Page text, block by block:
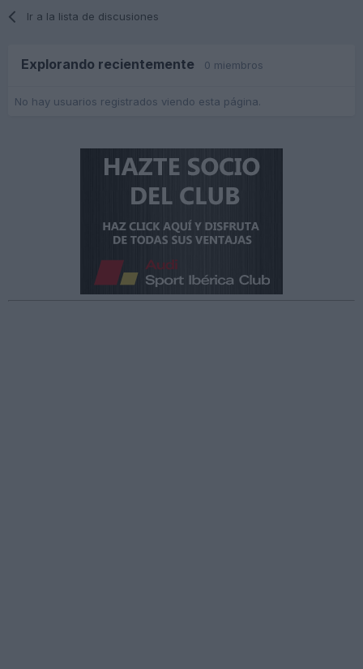
Ir a la lista de discusiones
Explorando recientemente 0 miembros
No hay usuarios registrados viendo esta página.